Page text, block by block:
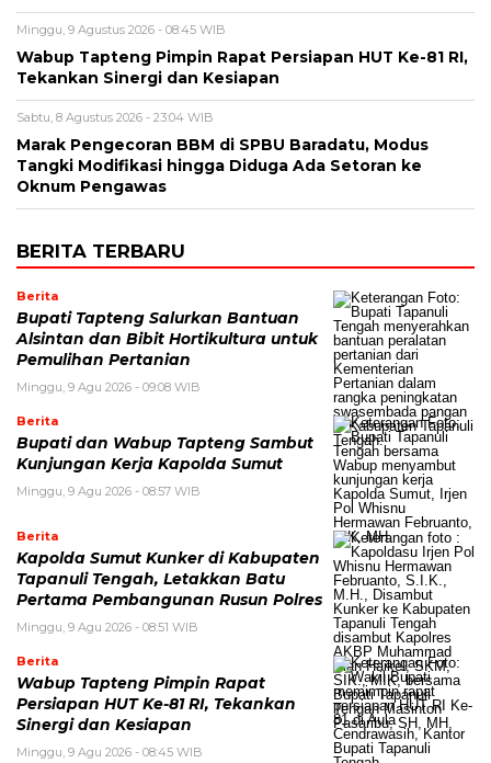
Minggu, 9 Agustus 2026 - 08:45 WIB
Wabup Tapteng Pimpin Rapat Persiapan HUT Ke-81 RI,
Tekankan Sinergi dan Kesiapan
Sabtu, 8 Agustus 2026 - 23:04 WIB
Marak Pengecoran BBM di SPBU Baradatu, Modus
Tangki Modifikasi hingga Diduga Ada Setoran ke
Oknum Pengawas
BERITA TERBARU
Berita
Bupati Tapteng Salurkan Bantuan
Alsintan dan Bibit Hortikultura untuk
Pemulihan Pertanian
Minggu, 9 Agu 2026 - 09:08 WIB
Berita
Bupati dan Wabup Tapteng Sambut
Kunjungan Kerja Kapolda Sumut
Minggu, 9 Agu 2026 - 08:57 WIB
Berita
Kapolda Sumut Kunker di Kabupaten
Tapanuli Tengah, Letakkan Batu
Pertama Pembangunan Rusun Polres
Minggu, 9 Agu 2026 - 08:51 WIB
Berita
Wabup Tapteng Pimpin Rapat
Persiapan HUT Ke-81 RI, Tekankan
Sinergi dan Kesiapan
Minggu, 9 Agu 2026 - 08:45 WIB